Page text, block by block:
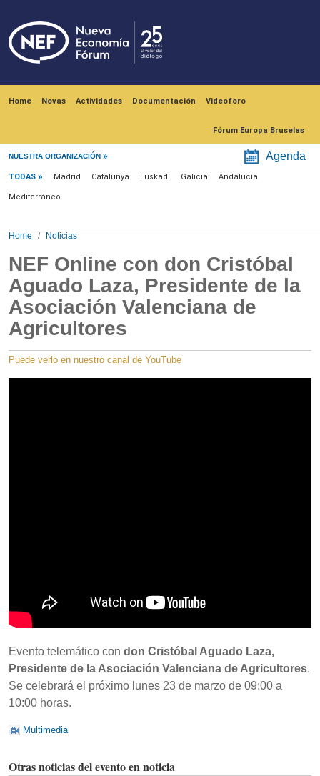
Home Novas Actividades Documentación Videoforo
Fórum Europa Bruselas
NUESTRA ORGANIZACIÓN Agenda
Menú noticias
TODAS Madrid Catalunya Euskadi Galicia Andalucía
Mediterráneo
Home Noticias
NEF Online con don Cristóbal
Aguado Laza, Presidente de la
Asociación Valenciana de
Agricultores
Puede verlo en nuestro canal de YouTube
Evento telemático con don Cristóbal Aguado Laza,
Presidente de la Asociación Valenciana de Agricultores.
Se celebrará el próximo lunes 23 de marzo de 09:00 a
10:00 horas.
Multimedia
Otras noticias del evento en noticia